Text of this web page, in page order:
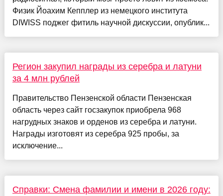
Физик Йоахим Кепплер из немецкого института
DIWISS поджег фитиль научной дискуссии, опублик...
Регион закупил награды из серебра и латуни
за 4 млн рублей
Правительство Пензенской области Пензенская
область через сайт госзакупок приобрела 968
нагрудных знаков и орденов из серебра и латуни.
Награды изготовят из серебра 925 пробы, за
исключение...
Справки: Смена фамилии и имени в 2026 году: